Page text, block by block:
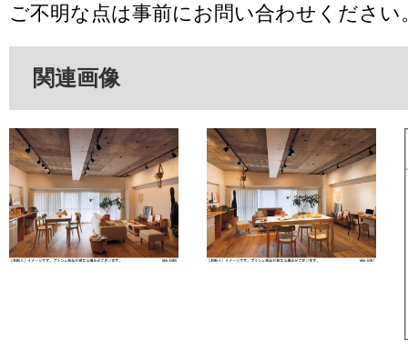
ご不明な点は事前にお問い合わせください
関連画像